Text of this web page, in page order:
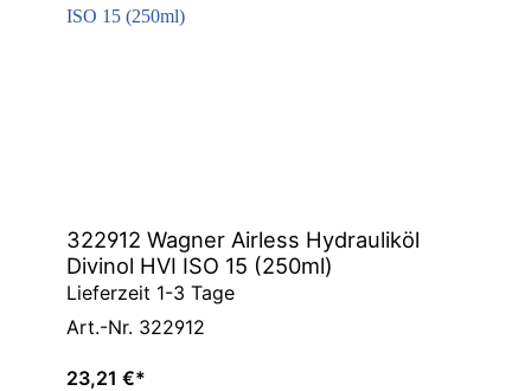
322912 Wagner Airless Hydrauliköl
Divinol HVI ISO 15 (250ml)
Lieferzeit 1-3 Tage
Art.-Nr. 322912
23,21 €*